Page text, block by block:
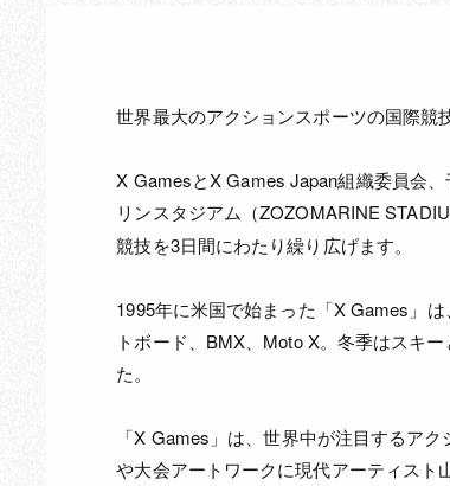
世界最大のアクションスポーツの国際競
X GamesとX Games Japan組織委員会
リンスタジアム（ZOZOMARINE
競技を3日間にわたり繰り広げます。
1995年に米国で始まった「X Games」
トボード、BMX、Moto X。冬季はスキ
た。
「X Games」は、世界中が注目するア
や大会アートワークに現代アーティスト